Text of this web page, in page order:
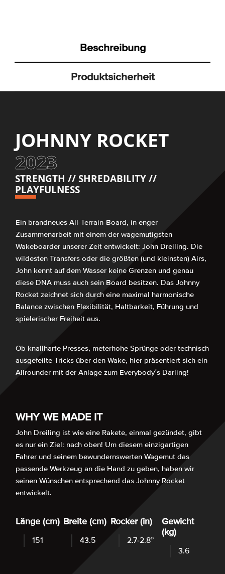
Beschreibung
Produktsicherheit
JOHNNY ROCKET
2023
STRENGTH // SHREDABILITY //
PLAYFULNESS
Ein brandneues All-Terrain-Board, in enger
Zusammenarbeit mit einem der wagemutigsten
Wakeboarder unserer Zeit entwickelt: John Dreiling. Die
wildesten Transfers oder die größten (und kleinsten) Airs,
John kennt auf dem Wasser keine Grenzen und genau
diese DNA muss auch sein Board besitzen. Das Johnny
Rocket zeichnet sich durch eine maximal harmonische
Balance zwischen Flexibilität, Haltbarkeit, Führung und
spielerischer Freiheit aus.
Ob knallharte Presses, meterhohe Sprünge oder technisch
ausgefeilte Tricks über den Wake, hier präsentiert sich ein
Allrounder mit der Anlage zum Everybody´s Darling!
WHY WE MADE IT
John Dreiling ist wie eine Rakete, einmal gezündet, gibt
es nur ein Ziel: nach oben! Um diesem einzigartigen
Fahrer und seinem bewundernswerten Wagemut das
passende Werkzeug an die Hand zu geben, haben wir
seinen Wünschen entsprechend das Johnny Rocket
entwickelt.
Länge (cm)
151
Breite (cm)
43.5
Rocker (in)
2.7-2.8”
Gewicht
(kg)
3.6